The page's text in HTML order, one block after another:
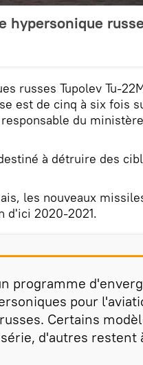
hypersonique russe
russes Tupolev Tu-
est de cinq à six fois
du
à détruire des
les nouveaux
d'ici 2020-2021.
programme
pour
Certains
d'autres restent